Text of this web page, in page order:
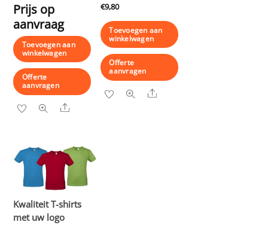
Prijs op
aanvraag
Toevoegen aan
winkelwagen
Offerte
aanvragen
Share
€9,80
Toevoegen aan
winkelwagen
Offerte
aanvragen
Share
Kwaliteit T-shirts
met uw logo